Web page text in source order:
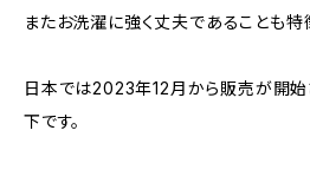
またお洗濯に強く丈夫であることも特
日本では2023年12月から販売が開始
下です。